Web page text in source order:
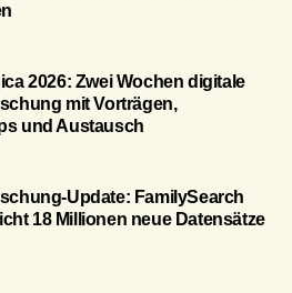
2026: Zwei Wochen digitale
mit Vorträgen,
und Austausch
Update: FamilySearch
18 Millionen neue Datensätze